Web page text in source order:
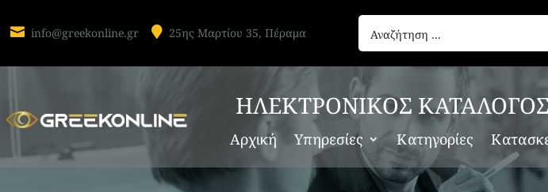
 info@greekonline.gr  25ης Μαρτίου 35, Πέραμα
ΗΛΕΚΤΡΟΝΙΚΟΣ
Αρχική Υπηρεσίες Κατηγορίες